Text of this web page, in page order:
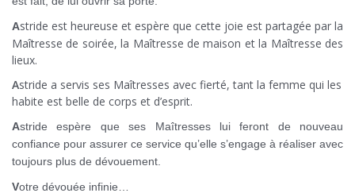
Astride est heureuse et espère que cette joie est partagée par la
Maîtresse de soirée, la Maîtresse de maison et la Maîtresse des
lieux.
Astride a servis ses Maîtresses avec fierté, tant la femme qui les
habite est belle de corps et d’esprit.
Astride espère que ses Maîtresses lui feront de nouveau
confiance pour assurer ce service qu’elle s’engage à réaliser avec
toujours plus de dévouement.
Votre dévouée infinie…